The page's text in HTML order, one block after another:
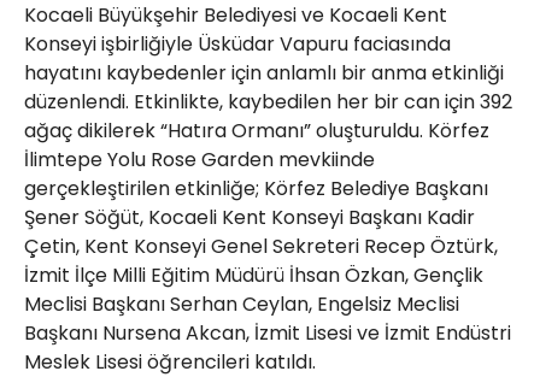
Kocaeli Büyükşehir Belediyesi ve Kocaeli Kent
Konseyi işbirliğiyle Üsküdar Vapuru faciasında
hayatını kaybedenler için anlamlı bir anma etkinliği
düzenlendi. Etkinlikte, kaybedilen her bir can için 392
ağaç dikilerek “Hatıra Ormanı” oluşturuldu. Körfez
İlimtepe Yolu Rose Garden mevkiinde
gerçekleştirilen etkinliğe; Körfez Belediye Başkanı
Şener Söğüt, Kocaeli Kent Konseyi Başkanı Kadir
Çetin, Kent Konseyi Genel Sekreteri Recep Öztürk,
İzmit İlçe Milli Eğitim Müdürü İhsan Özkan, Gençlik
Meclisi Başkanı Serhan Ceylan, Engelsiz Meclisi
Başkanı Nursena Akcan, İzmit Lisesi ve İzmit Endüstri
Meslek Lisesi öğrencileri katıldı.